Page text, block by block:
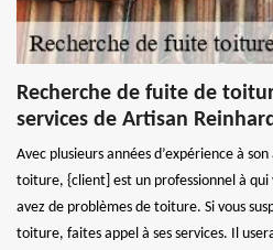
Recherche de fuite de
services de Artisan Reinhard
Avec plusieurs années d’expérience à
toiture, {client] est un professionnel à qui
avez de problèmes de toiture. Si vous
toiture, faites appel à ses services. Il